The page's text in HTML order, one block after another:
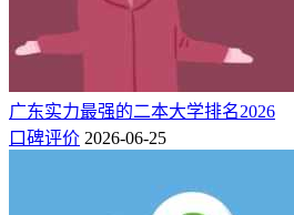
广东实力最强的二本大学排名2026
口碑评价 2026-06-25